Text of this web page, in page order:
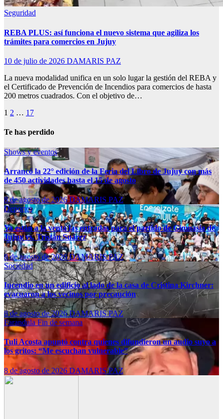
Seguridad
REBA PLUS: así funciona el nuevo sistema que agiliza los
trámites para comercios en Jujuy
10 de julio de 2026 DAMARIS PAZ
La nueva modalidad unifica en un solo lugar la gestión del REBA y
el Certificado de Prevención de Incendios para comercios de hasta
200 metros cuadrados. Con el objetivo de…
Paginación
de
1 2 … 17
Te has perdido
Shows y eventos
Arrancó la 22° edición de la Feria del Libro de Jujuy con más
de 450 actividades hasta el 15 de agosto
8 de agosto de 2026DAMARIS PAZ
Deportes
Ya están a la venta las entradas para el partido de Gimnasia de
Jujuy vs. Tristán Suárez
8 de agosto de 2026DAMARIS PAZ
Sociedad
Incendio en un edificio al lado de la casa de Cristina Kirchner:
evacuaron a los vecinos por precaución
8 de agosto de 2026DAMARIS PAZ
FarandulaFin de semana
Tuli Acosta apuntó contra quienes difundieron un audio suyo a
los gritos: “Me escuchan vulnerable”
8 de agosto de 2026 DAMARIS PAZ